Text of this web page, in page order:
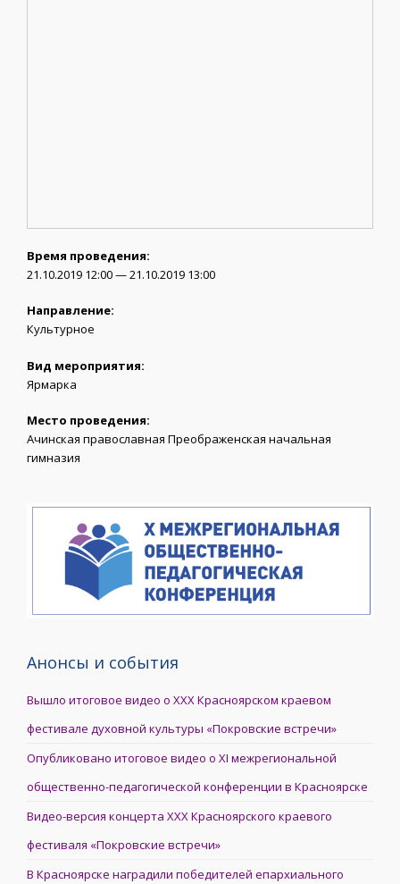
Время проведения:
21.10.2019 12:00 — 21.10.2019 13:00
Направление:
Культурное
Вид мероприятия:
Ярмарка
Место проведения:
Ачинская православная Преображенская начальная
гимназия
Анонсы и события
Вышло итоговое видео о XXX Красноярском краевом
фестивале духовной культуры «Покровские встречи»
Опубликовано итоговое видео о XI межрегиональной
общественно-педагогической конференции в Красноярске
Видео-версия концерта XXX Красноярского краевого
фестиваля «Покровские встречи»
В Красноярске наградили победителей епархиального